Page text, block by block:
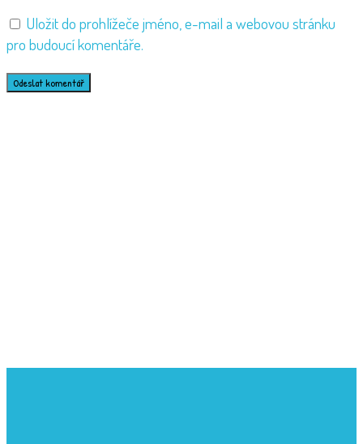
Uložit do prohlížeče jméno, e-mail a webovou stránku
pro budoucí komentáře.